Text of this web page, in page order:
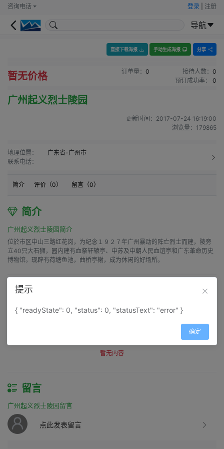
咨询电话 登录 注册
导航
直接下载海报 手动生成海报 分享
暂无价格 订单量： 0 接待人数： 0
预订成功率：
0
广州起义烈士陵园
更新时间： 2017-07-24 16:19:00
浏览量： 179865
地理位置：
广东省-广州市
联系电话：
简介 评价（0） 留言（0）
简介
广州起义烈士陵园简介
位於市区中山三路红花岗，为纪念１９２７年广州暴动的阵亡烈士而建，陵旁
立40只大石狮，园内建有血祭轩辕亭、中苏及中朝人民血谊亭和广东革命历史
博物馆。现辟有荷塘鱼池，曲桥亭榭，成为休闲的好场所。
评价
广州起义烈士陵园评价
暂无内容
留言
广州起义烈士陵园留言
点此发表留言
提示
{ "readyState": 0, "status": 0, "statusText": "error" }
确定